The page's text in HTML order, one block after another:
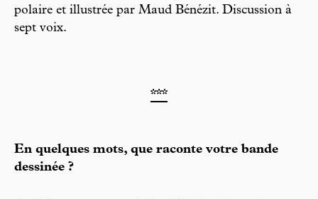
polaire et illustrée par Maud Bénézit. Discussion à
sept voix.
***
En quelques mots, que raconte votre bande
dessinée ?